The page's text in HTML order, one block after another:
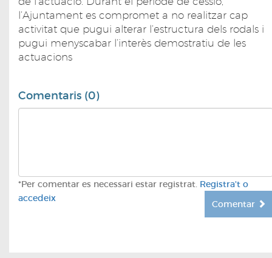
l’Ajuntament es compromet a no realitzar cap
activitat que pugui alterar l’estructura dels rodals i
pugui menyscabar l’interès demostratiu de les
actuacions
Comentaris (0)
*Per comentar es necessari estar registrat. Registra't o
accedeix
Comentar